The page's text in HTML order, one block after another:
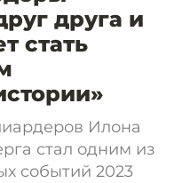
друга и
стать
Илона
стал одним из
событий 2023